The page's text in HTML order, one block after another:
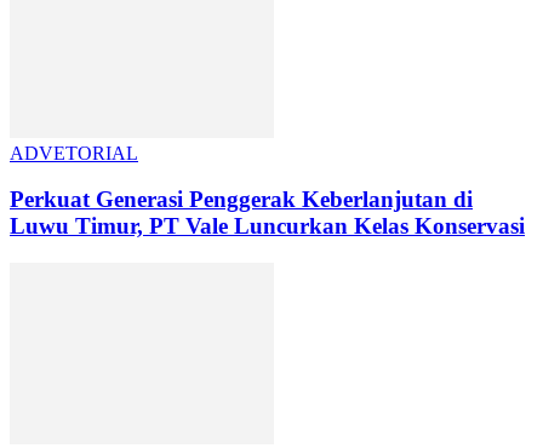
ADVETORIAL
Perkuat Generasi Penggerak Keberlanjutan di
Luwu Timur, PT Vale Luncurkan Kelas Konservasi